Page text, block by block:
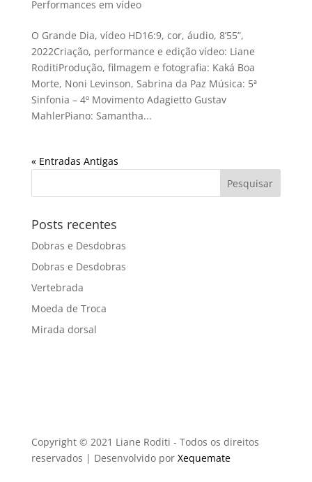
Performances em vídeo
O Grande Dia, vídeo HD16:9, cor, áudio, 8’55”,
2022Criação, performance e edição vídeo: Liane
RoditiProdução, filmagem e fotografia: Kaká Boa
Morte, Noni Levinson, Sabrina da Paz Música: 5ª
Sinfonia – 4º Movimento Adagietto Gustav
MahlerPiano: Samantha...
« Entradas Antigas
Posts recentes
Dobras e Desdobras
Dobras e Desdobras
Vertebrada
Moeda de Troca
Mirada dorsal
Copyright © 2021 Liane Roditi - Todos os direitos
reservados | Desenvolvido por Xequemate